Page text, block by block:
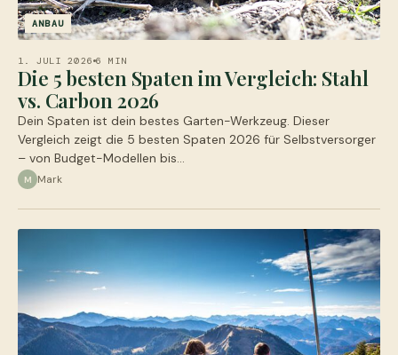
ANBAU
1. JULI 2026 6 MIN
Die 5 besten Spaten im Vergleich: Stahl
vs. Carbon 2026
Dein Spaten ist dein bestes Garten-Werkzeug. Dieser
Vergleich zeigt die 5 besten Spaten 2026 für Selbstversorger
– von Budget-Modellen bis…
M Mark